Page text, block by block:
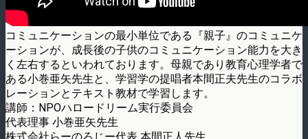
コミュニケーションの最小単位である『親子』のコミュニケ
ーションが、成長後の子供のコミュニケーション能力を大き
く左右するといわれております。母親であり教育心理学者で
ある小巻亜矢先生と、学習学の提唱者本間正夫先生のコラボ
レーションとテキスト教材で学習します。
講師：NPOハロードリーム実行委員会
代表理事 小巻亜矢先生
株式会社らーのろじー代表 本間正人先生